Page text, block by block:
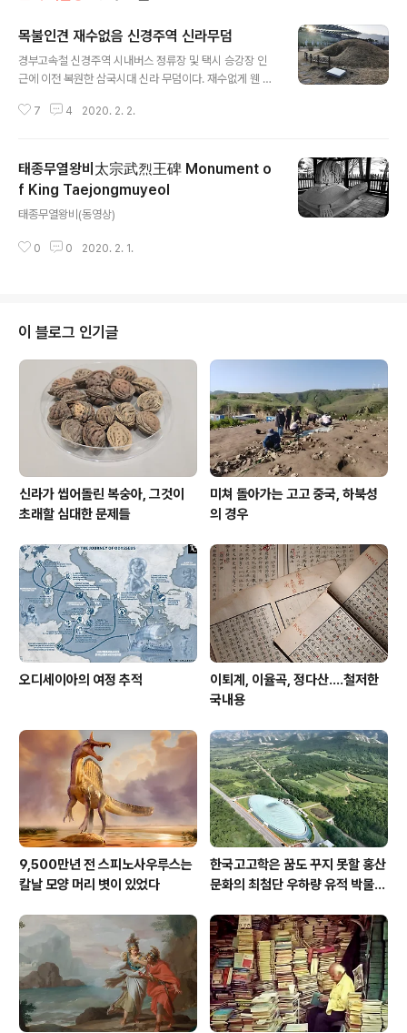
목불인견 재수없음 신경주역 신라무덤
경부고속철 신경주역 시내버스 정류장 및 택시 승강장 인
근에 이전 복원한 삼국시대 신라 무덤이다. 재수없게 웬 무
는지 알 수는 없지만, 인근 고속철 공사구간에서 발견되었
다. 이전 복원은 누가 했는지 입간판에 없다. 저 내력은 어
떠한가? 현지 안내판을 본다. 먼저 한글본이다. 탈초하면
이렇다. 경주 방내리고분군 1호 돌방무덤 | 慶州芳内里
古墳群1號石室墳 The Ancient Tombs Site at Ban
gnae-ri, Gyeongju 삼국시대 (신라. 7세기경) 경주 방
7 4 2020. 2. 2.
태종무열왕비太宗武烈王碑 Monument o
f King Taejongmuyeol
태종무열왕비(동영상)
0 0 2020. 2. 1.
이 블로그 인기글
신라가 씹어돌린 복숭아, 그것이
초래할 심대한 문제들
미쳐 돌아가는 고고 중국, 하북성
의 경우
오디세이아의 여정 추적
이퇴계, 이율곡, 정다산....철저한
국내용
9,500만년 전 스피노사우루스는
칼날 모양 머리 볏이 있었다
한국고고학은 꿈도 꾸지 못할 홍산
문화의 최첨단 우하량 유적 박물관